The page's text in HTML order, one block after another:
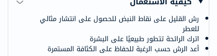
رش القليل على نقاط النبض للحصول على انتشار مثالي
للعطر
اترك الرائحة تتطور طبيعيًا على البشرة
أعد الرش حسب الرغبة للحفاظ على الكثافة المستمرة